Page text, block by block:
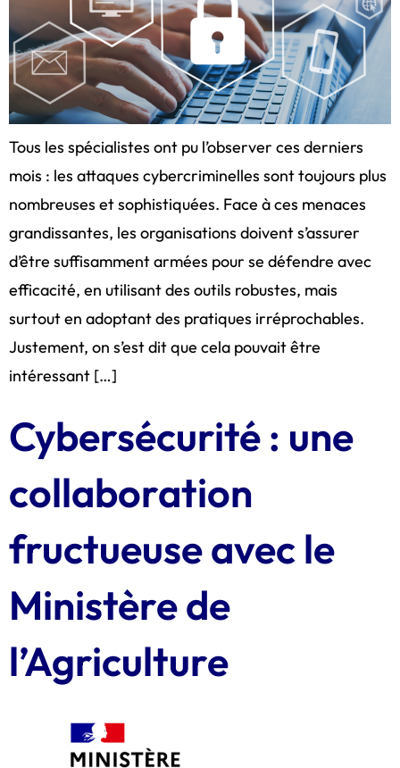
Tous les spécialistes ont pu l’observer ces derniers
mois : les attaques cybercriminelles sont toujours plus
nombreuses et sophistiquées. Face à ces menaces
grandissantes, les organisations doivent s’assurer
d’être suffisamment armées pour se défendre avec
efficacité, en utilisant des outils robustes, mais
surtout en adoptant des pratiques irréprochables.
Justement, on s’est dit que cela pouvait être
intéressant […]
Cybersécurité : une
collaboration
fructueuse avec le
Ministère de
l’Agriculture